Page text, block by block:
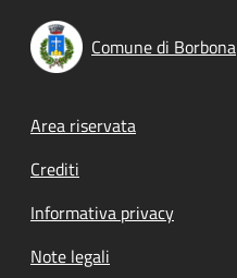
Comune di Borbona
Footer menu
Area riservata
Crediti
Informativa privacy
Note legali